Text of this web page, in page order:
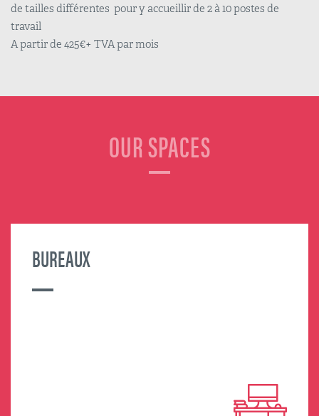
de tailles différentes pour y accueillir de 2 à 10 postes de
travail
A partir de 425€+ TVA par mois
OUR SPACES
BUREAUX